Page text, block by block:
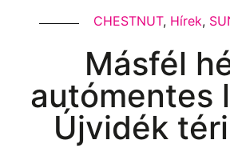
CHESTNUT, Hírek,
Másfél
autómentes
Újvidék